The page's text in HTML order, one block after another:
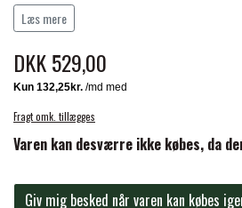
MONTÉ
GALOP
PREMIER EQUINE
PREMIER EQUINE
PREMIER EQUINE
FENWICK LIQUID
FINNTACK
passende træningsprogram.
Lucerne, Tang, Solsikkefrø, Gulerødder
Rapsolie, Blåbær.
Analytical Constituents
Råaske
Læs mere
DKK 529,00
Fragt omk. tillægges
Varen kan desværre ikke købes, da
Giv mig besked når varen kan købes